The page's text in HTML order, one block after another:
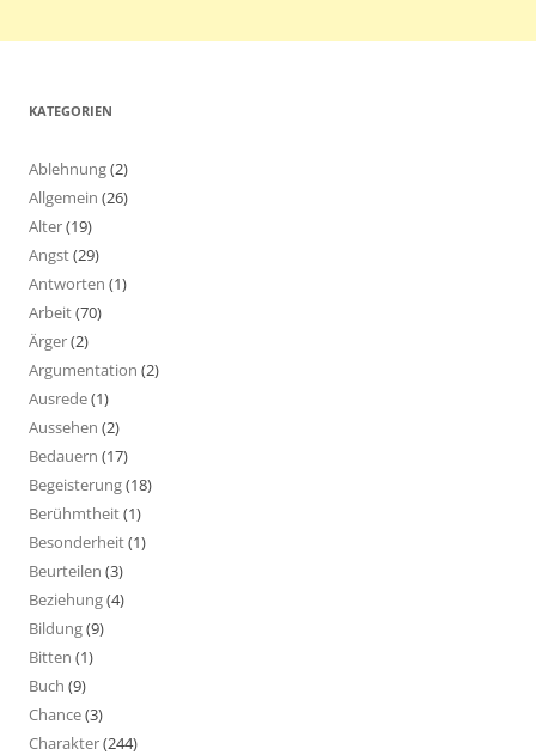
KATEGORIEN
Ablehnung(2)
Allgemein (26)
Alter(19)
Angst(29)
Antworten (1)
Arbeit(70)
Ärger(2)
Argumentation (2)
Ausrede(1)
Aussehen (2)
Bedauern (17)
Begeisterung(18)
Berühmtheit(1)
Besonderheit(1)
Beurteilen (3)
Beziehung(4)
Bildung(9)
Bitten (1)
Buch (9)
Chance(3)
Charakter(244)